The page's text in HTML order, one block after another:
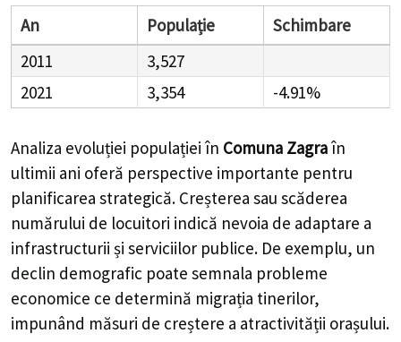
An Populație
Schimbare
2011
3,527
2021
3,354 -4.91%
Analiza evoluției populației în Comuna Zagraîn
ultimii ani oferă perspective importante pentru
planificarea strategică. Creșterea sau scăderea
numărului de locuitori indică nevoia de adaptare a
infrastructurii și serviciilor publice. De exemplu, un
declin demografic poate semnala probleme
economice ce determină migrația tinerilor,
impunând măsuri de creștere a atractivității orașului.